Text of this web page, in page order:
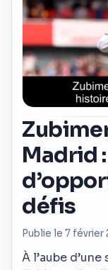
Madrid
défis
Publie le 7 février
À l’aube